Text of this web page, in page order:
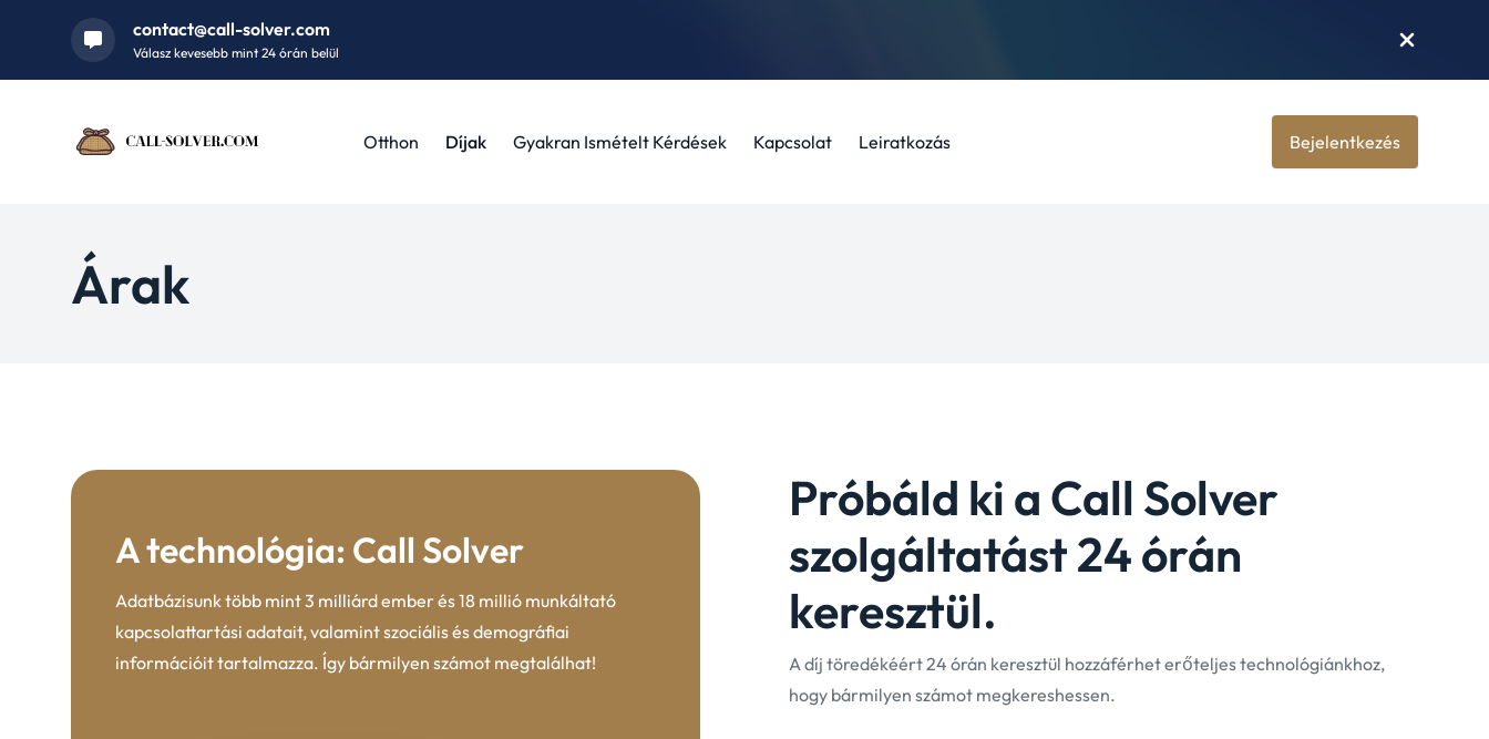
contact@call-solver.com
Válasz kevesebb mint 24 órán belül
Otthon Díjak Gyakran Ismételt Kérdések Kapcsolat Leiratkozás Bejelentkezés
Árak
A technológia: Call Solver
Adatbázisunk több mint 3 milliárd ember és 18 millió munkáltató
kapcsolattartási adatait, valamint szociális és demográfiai
információit tartalmazza. Így bármilyen számot megtalálhat!
Próbáld ki a Call Solver
szolgáltatást 24 órán
keresztül.
A díj töredékéért 24 órán keresztül hozzáférhet erőteljes technológiánkhoz,
hogy bármilyen számot megkereshessen.